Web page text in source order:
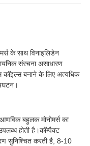
के साथ विनाइलिडेन
संरचना असाधारण
कॉइल्स बनाने के लिए अत्यधिक
बहुलक मोनोमर्स का
होती है।कॉम्पैक्ट
सुनिश्चित करती है, 8-10